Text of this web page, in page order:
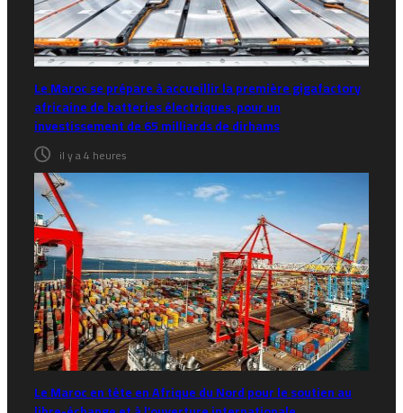
Le Maroc se prépare à accueillir la première gigafactory
africaine de batteries électriques, pour un
investissement de 65 milliards de dirhams
il y a 4 heures
Le Maroc en tête en Afrique du Nord pour le soutien au